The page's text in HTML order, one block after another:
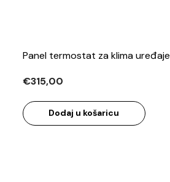
Panel termostat za klima uređaje
€315,00
Dodaj u košaricu